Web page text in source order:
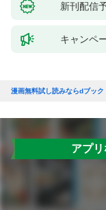
新刊配信
キャンペ
漫画無料試し読みならdブック
アプ